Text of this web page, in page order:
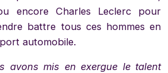
encore Charles Leclerc pour
battre tous ces hommes en
automobile.
avons mis en exergue le talent